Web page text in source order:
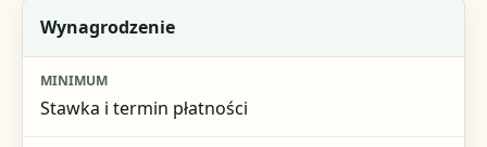
Wynagrodzenie
Stawka i termin płatności